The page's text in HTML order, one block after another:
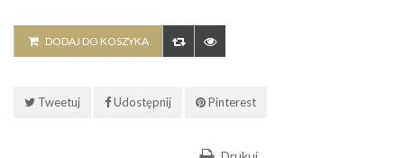
DODAJ DO KOSZYKA
Tweetuj Udostępnij Pinterest